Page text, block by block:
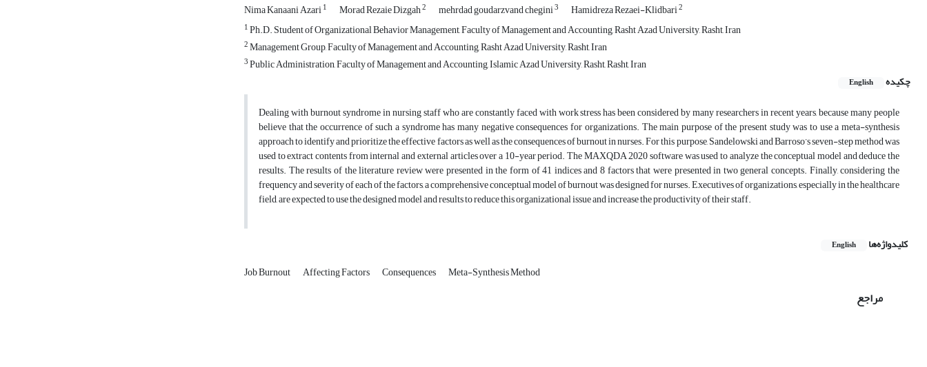
Nima Kanaani Azari1 Morad Rezaie Dizgah2 mehrdad goudarzvand chegini3 Hamidreza Rezaei-Klidbari2
1Ph.D. Student of Organizational Behavior Management, Faculty of Management and Accounting, Rasht Azad University, Rasht, Iran
2Management Group, Faculty of Management and Accounting, Rasht Azad University, Rasht, Iran
3Public Administration, Faculty of Management and Accounting, Islamic Azad University, Rasht, Rasht, Iran
چکیده
English
Dealing with burnout syndrome in nursing staff who are constantly faced with work stress has been considered by many researchers in recent years, because many people
believe that the occurrence of such a syndrome has many negative consequences for organizations. The main purpose of the present study was to use a meta-synthesis
approach to identify and prioritize the effective factors as well as the consequences of burnout in nurses. For this purpose, Sandelowski and Barroso’s seven-step method was
used to extract contents from internal and external articles over a 10-year period. The MAXQDA 2020 software was used to analyze the conceptual model and deduce the
results. The results of the literature review were presented in the form of 41 indices and 8 factors that were presented in two general concepts. Finally, considering the
frequency and severity of each of the factors, a comprehensive conceptual model of burnout was designed for nurses. Executives of organizations, especially in the healthcare
field, are expected to use the designed model and results to reduce this organizational issue and increase the productivity of their staff.
کلیدواژه‌ها English
Job Burnout Affecting Factors Consequences Meta-Synthesis Method
مراجع